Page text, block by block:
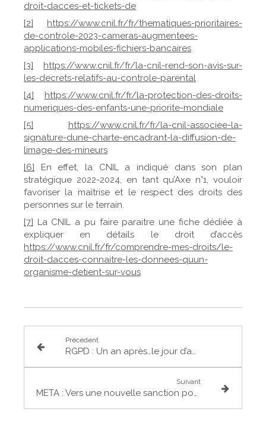
droit-dacces-et-tickets-de
[2]
https://www.cnil.fr/fr/thematiques-prioritaires-
de-controle-2023-cameras-augmentees-
applications-mobiles-fichiers-bancaires
[3]
https://www.cnil.fr/fr/la-cnil-rend-son-avis-sur-
les-decrets-relatifs-au-controle-parental
[4]
https://www.cnil.fr/fr/la-protection-des-droits-
numeriques-des-enfants-une-priorite-mondiale
[5]
https://www.cnil.fr/fr/la-cnil-associee-la-
signature-dune-charte-encadrant-la-diffusion-de-
limage-des-mineurs
[6] En effet, la CNIL a indiqué dans son plan
stratégique 2022-2024, en tant qu’Axe n°1, vouloir
favoriser la maîtrise et le respect des droits des
personnes sur le terrain.
[7] La CNIL a pu faire paraitre une fiche dédiée à
expliquer en détails le droit d’accès
https://www.cnil.fr/fr/comprendre-mes-droits/le-
droit-dacces-connaitre-les-donnees-quun-
organisme-detient-sur-vous
Précédent
RGPD : Un an après…le jour d’après
Suivant
META : Vers une nouvelle sanction pour violation du RGPD ?